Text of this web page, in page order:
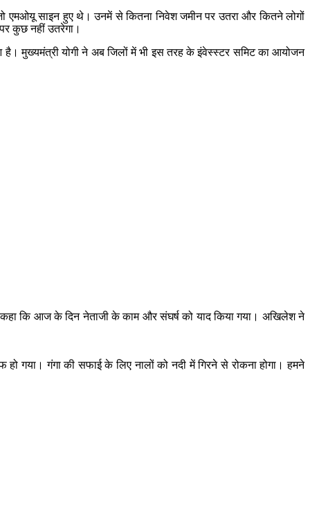
एमओयू साइन हुए थे। उनमें से कितना निवेश जमीन पर उतरा और कितने लोगों
कुछ नहीं उतरेगा।
है। मुख्यमंत्री योगी ने अब जिलों में भी इस तरह के इंवेस्स्टर समिट का आयोजन
कि आज के दिन नेताजी के काम और संघर्ष को याद किया गया। अखिलेश ने
गया। गंगा की सफाई के लिए नालों को नदी में गिरने से रोकना होगा। हमने